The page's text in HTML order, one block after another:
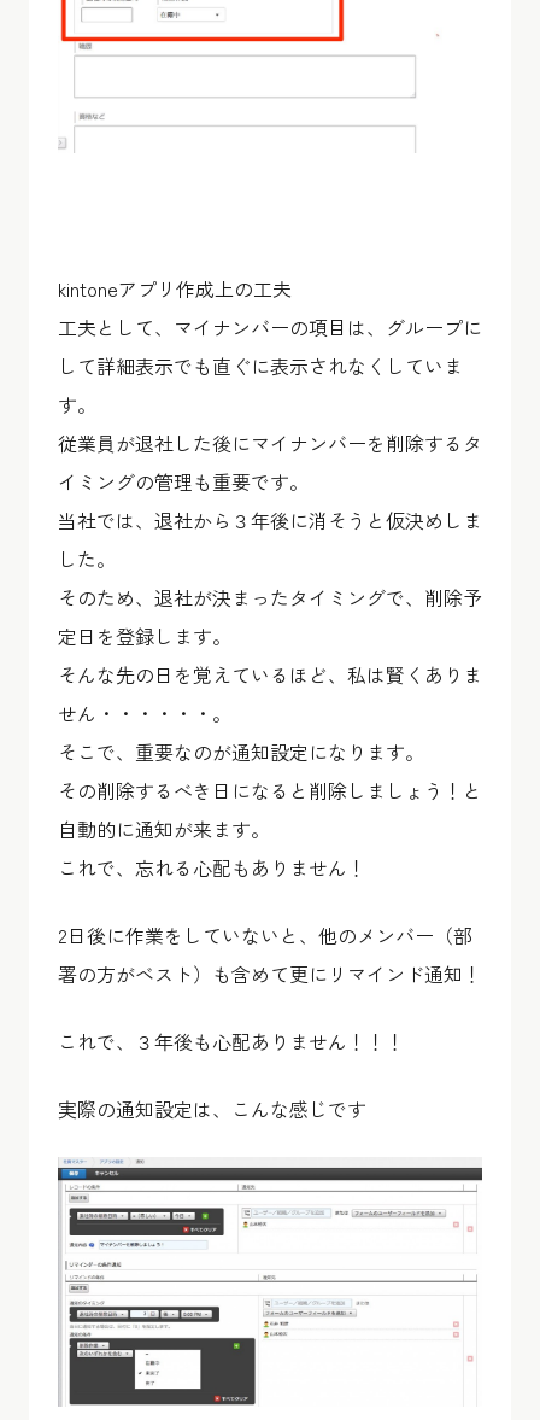
kintoneアプリ作成上の工夫
工夫として、マイナンバーの項目は、グループに
して詳細表示でも直ぐに表示されなくしていま
す。
従業員が退社した後にマイナンバーを削除するタ
イミングの管理も重要です。
当社では、退社から３年後に消そうと仮決めしま
した。
そのため、退社が決まったタイミングで、削除予
定日を登録します。
そんな先の日を覚えているほど、私は賢くありま
せん・・・・・・。
そこで、重要なのが通知設定になります。
その削除するべき日になると削除しましょう！と
自動的に通知が来ます。
これで、忘れる心配もありません！
2日後に作業をしていないと、他のメンバー（部
署の方がベスト）も含めて更にリマインド通知！
これで、３年後も心配ありません！！！
実際の通知設定は、こんな感じです